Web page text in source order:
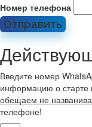
Номер телефона
Отправить
Введите номер
информацию о старте
обещаем не
телефоне!